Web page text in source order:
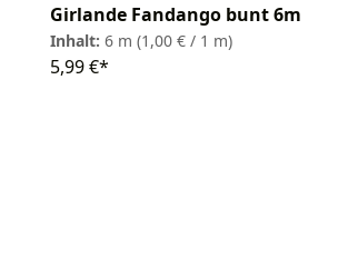
Girlande Fandango bunt 6m
Inhalt: 6 m (1,00 € / 1 m)
5,99 €*